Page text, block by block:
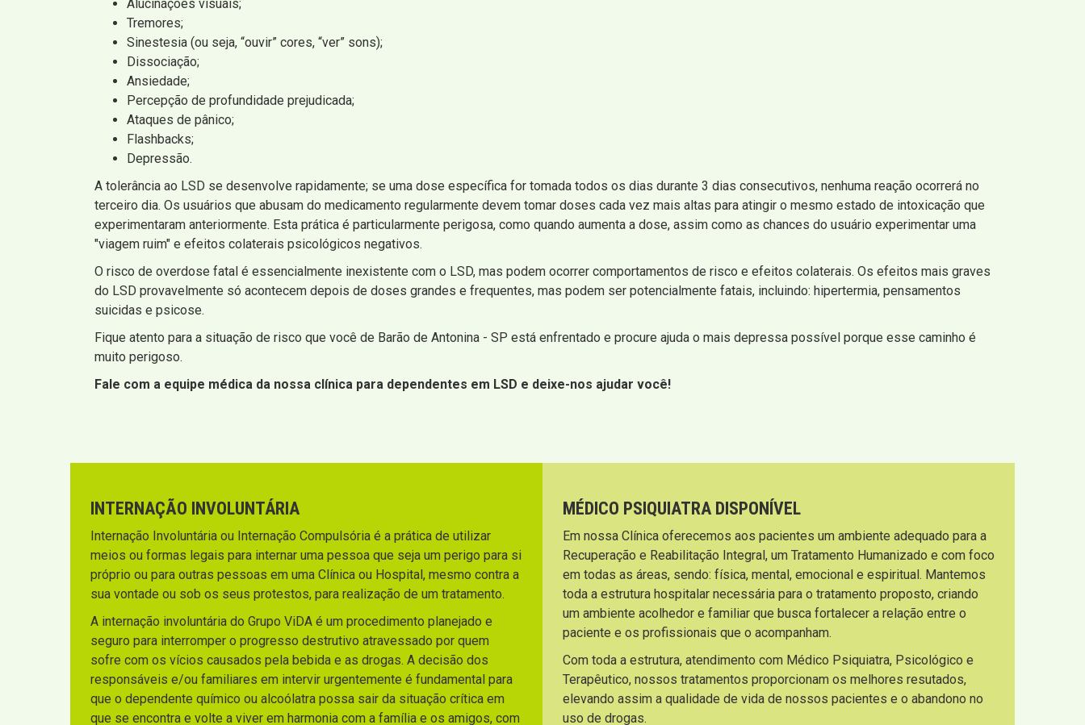
Alucinações visuais;
Tremores;
Sinestesia (ou seja, “ouvir” cores, “ver” sons);
Dissociação;
Ansiedade;
Percepção de profundidade prejudicada;
Ataques de pânico;
Flashbacks;
Depressão.
A tolerância ao LSD se desenvolve rapidamente; se uma dose específica for tomada todos os dias durante 3 dias consecutivos, nenhuma reação ocorrerá no
terceiro dia. Os usuários que abusam do medicamento regularmente devem tomar doses cada vez mais altas para atingir o mesmo estado de intoxicação que
experimentaram anteriormente. Esta prática é particularmente perigosa, como quando aumenta a dose, assim como as chances do usuário experimentar uma
"viagem ruim" e efeitos colaterais psicológicos negativos.
O risco de overdose fatal é essencialmente inexistente com o LSD, mas podem ocorrer comportamentos de risco e efeitos colaterais. Os efeitos mais graves
do LSD provavelmente só acontecem depois de doses grandes e frequentes, mas podem ser potencialmente fatais, incluindo: hipertermia, pensamentos
suicidas e psicose.
Fique atento para a situação de risco que você de Barão de Antonina - SP está enfrentado e procure ajuda o mais depressa possível porque esse caminho é
muito perigoso.
Fale com a equipe médica da nossa clínica para dependentes em LSD e deixe-nos ajudar você!
INTERNAÇÃO INVOLUNTÁRIA
Internação Involuntária ou Internação Compulsória é a prática de utilizar
meios ou formas legais para internar uma pessoa que seja um perigo para si
próprio ou para outras pessoas em uma Clínica ou Hospital, mesmo contra a
sua vontade ou sob os seus protestos, para realização de um tratamento.
A internação involuntária do Grupo ViDA é um procedimento planejado e
seguro para interromper o progresso destrutivo atravessado por quem
sofre com os vícios causados pela bebida e as drogas. A decisão dos
responsáveis e/ou familiares em intervir urgentemente é fundamental para
que o dependente químico ou alcoólatra possa sair da situação crítica em
que se encontra e volte a viver em harmonia com a família e os amigos, com
MÉDICO PSIQUIATRA DISPONÍVEL
Em nossa Clínica oferecemos aos pacientes um ambiente adequado para a
Recuperação e Reabilitação Integral, um Tratamento Humanizado e com foco
em todas as áreas, sendo: física, mental, emocional e espiritual. Mantemos
toda a estrutura hospitalar necessária para o tratamento proposto, criando
um ambiente acolhedor e familiar que busca fortalecer a relação entre o
paciente e os profissionais que o acompanham.
Com toda a estrutura, atendimento com Médico Psiquiatra, Psicológico e
Terapêutico, nossos tratamentos proporcionam os melhores resutados,
elevando assim a qualidade de vida de nossos pacientes e o abandono no
uso de drogas.